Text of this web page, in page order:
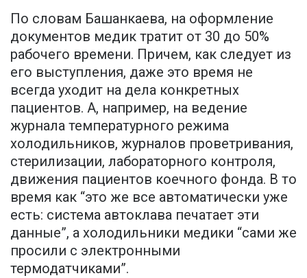
По словам Башанкаева, на оформление
документов медик тратит от 30 до 50%
рабочего времени. Причем, как следует из
его выступления, даже это время не
всегда уходит на дела конкретных
пациентов. А, например, на ведение
журнала температурного режима
холодильников, журналов проветривания,
стерилизации, лабораторного контроля,
движения пациентов коечного фонда. В то
время как “это же все автоматически уже
есть: система автоклава печатает эти
данные”, а холодильники медики “сами же
просили с электронными
термодатчиками”.